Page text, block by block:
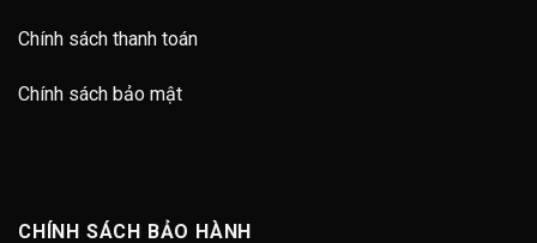
Chính sách thanh toán
Chính sách bảo mật
CHÍNH SÁCH BẢO HÀNH